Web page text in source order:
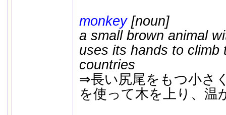
monkey[noun]
a small brown animal
uses its hands to climb
countries
⇒長い尻尾をもつ小さ
を使って木を上り、温